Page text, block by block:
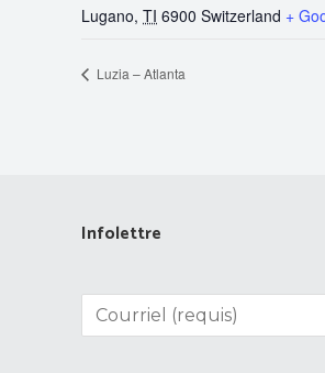
Lugano, TI 6900 Switzerland +
Luzia – Atlanta
Infolettre